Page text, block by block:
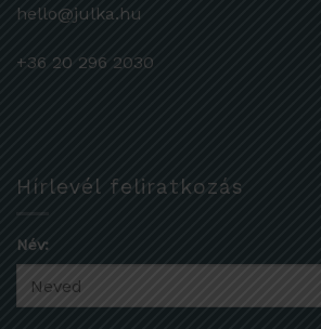
hello@julka.hu
+36 20 296 2030
Hírlevél feliratkozás
Név: